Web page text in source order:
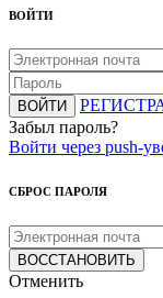
ВОЙТИ
ВОЙТИ
Забыл пароль?
Войти через push-
СБРОС ПАРОЛЯ
ВОССТАНОВИТЬ
Отменить